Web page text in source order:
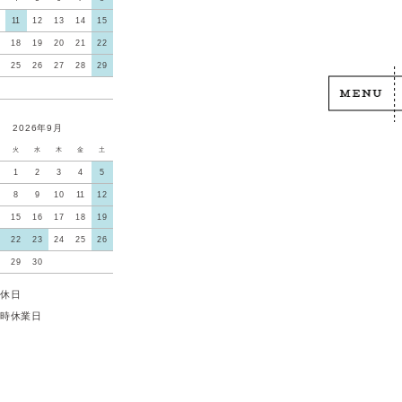
11 12 13 14 15
18 19 20 21 22
25 26 27 28 29
2026年9月
火 水 木 金 土
1 2 3 4 5
8 9 10 11 12
15 16 17 18 19
22 23 24 25 26
29 30
日
休業日